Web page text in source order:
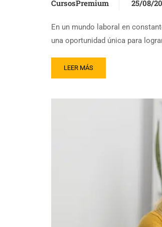
CursosPremium 25/08/
En un mundo laboral en
una oportunidad única para
LEER MÁS